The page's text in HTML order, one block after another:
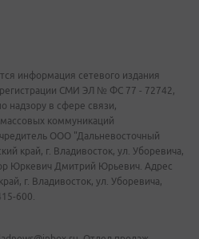
информация сетевого издания
регистрации СМИ ЭЛ № ФС 77 - 72742,
надзору в сфере связи,
коммуникаций
ООО "Дальневосточный
край, г. Владивосток, ул. Уборевича,
Юркевич Дмитрий Юрьевич. Адрес
г. Владивосток, ул. Уборевича,
600.